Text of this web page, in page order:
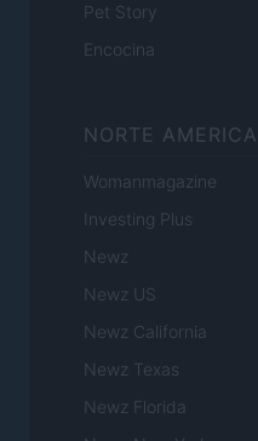
Pet Story
Encocina
NORTE AMERICA
Womanmagazine
Investing Plus
Newz
Newz US
Newz California
Newz Texas
Newz Florida